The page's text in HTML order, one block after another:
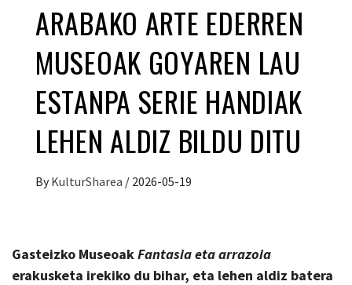
ARABAKO ARTE EDERREN
MUSEOAK GOYAREN LAU
ESTANPA SERIE HANDIAK
LEHEN ALDIZ BILDU DITU
By KulturSharea / 2026-05-19
Gasteizko MuseoakFantasia eta arrazoia
erakusketa irekiko du bihar, eta lehen aldiz batera